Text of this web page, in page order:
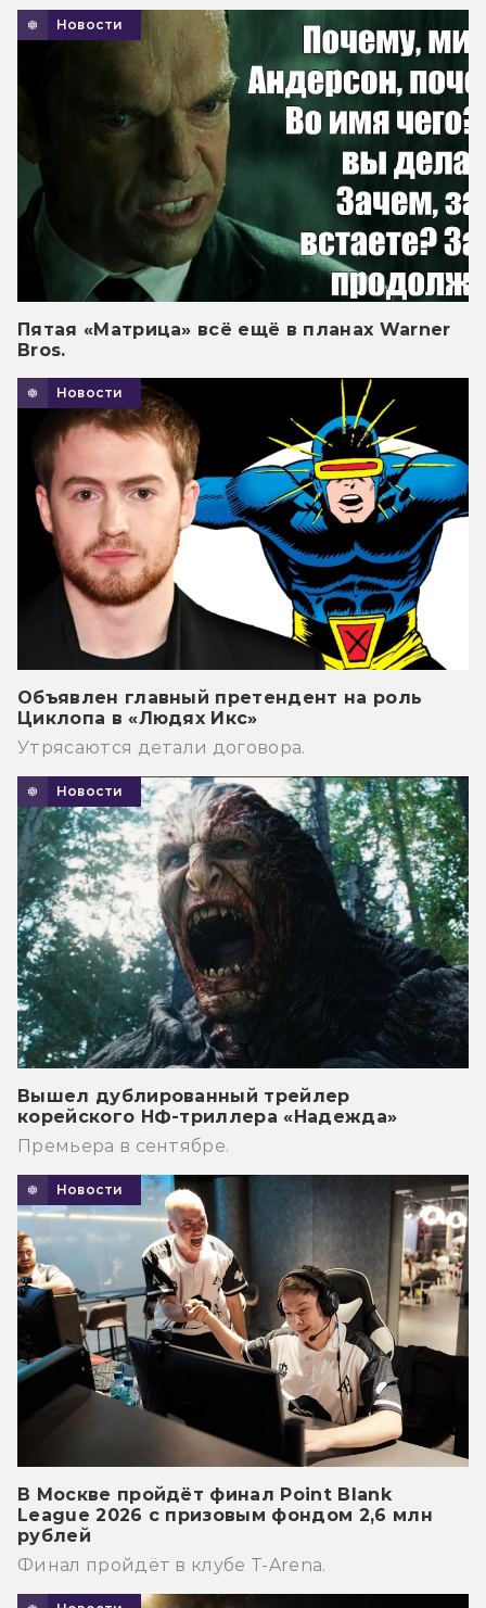
Новости
Пятая «Матрица» всё ещё в планах Warner
Bros.
Новости
Объявлен главный претендент на роль
Циклопа в «Людях Икс»
Утрясаются детали договора.
Новости
Вышел дублированный трейлер
корейского НФ-триллера «Надежда»
Премьера в сентябре.
Новости
В Москве пройдёт финал Point Blank
League 2026 с призовым фондом 2,6 млн
рублей
Финал пройдёт в клубе T-Arena.